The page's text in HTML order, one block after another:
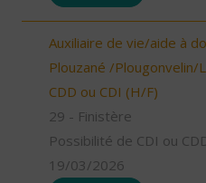
Auxiliaire de vie/aide à
Plouzané /
CDD ou CDI (H/F)
29 - Finistère
Possibilité de CDI ou
19/03/2026